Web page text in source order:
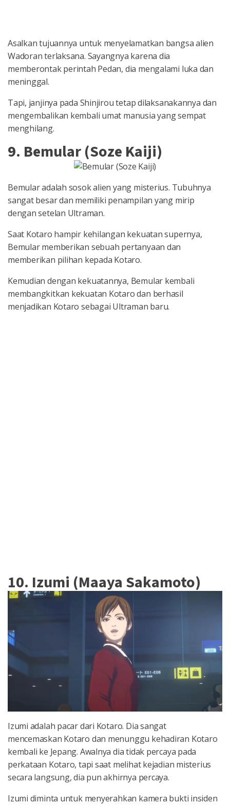
Asalkan tujuannya untuk menyelamatkan bangsa alien
Wadoran terlaksana. Sayangnya karena dia
memberontak perintah Pedan, dia mengalami luka dan
meninggal.
Tapi, janjinya pada Shinjirou tetap dilaksanakannya dan
mengembalikan kembali umat manusia yang sempat
menghilang.
9. Bemular (Soze Kaiji)
Bemular adalah sosok alien yang misterius. Tubuhnya
sangat besar dan memiliki penampilan yang mirip
dengan setelan Ultraman.
Saat Kotaro hampir kehilangan kekuatan supernya,
Bemular memberikan sebuah pertanyaan dan
memberikan pilihan kepada Kotaro.
Kemudian dengan kekuatannya, Bemular kembali
membangkitkan kekuatan Kotaro dan berhasil
menjadikan Kotaro sebagai Ultraman baru.
10. Izumi (Maaya Sakamoto)
Izumi adalah pacar dari Kotaro. Dia sangat
mencemaskan Kotaro dan menunggu kehadiran Kotaro
kembali ke Jepang. Awalnya dia tidak percaya pada
perkataan Kotaro, tapi saat melihat kejadian misterius
secara langsung, dia pun akhirnya percaya.
Izumi diminta untuk menyerahkan kamera bukti insiden